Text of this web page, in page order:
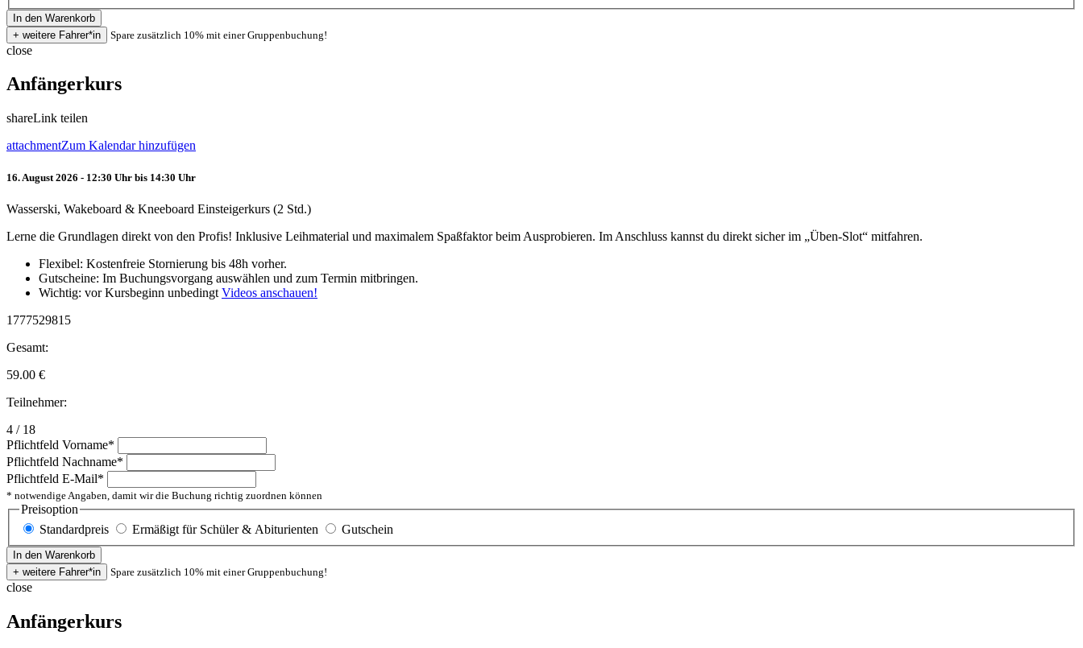
Spare zusätzlich 10% mit einer Gruppenbuchung!
close
Anfängerkurs
shareLink teilen
attachmentZum Kalendar hinzufügen
16. August 2026 - 12:30 Uhr bis 14:30 Uhr
Wasserski, Wakeboard & Kneeboard Einsteigerkurs (2 Std.)
Lerne die Grundlagen direkt von den Profis! Inklusive Leihmaterial und maximalem Spaßfaktor beim Ausprobieren. Im Anschluss kannst du direkt sicher im „Üben-Slot“ mitfahren.
Flexibel: Kostenfreie Stornierung bis 48h vorher.
Gutscheine: Im Buchungsvorgang auswählen und zum Termin mitbringen.
Wichtig: vor Kursbeginn unbedingt Videos anschauen!
1777529815
Gesamt:
59.00 €
Teilnehmer:
4 / 18
Pflichtfeld Vorname*
Pflichtfeld Nachname*
Pflichtfeld E-Mail*
* notwendige Angaben, damit wir die Buchung richtig zuordnen können
Preisoption
Standardpreis
Ermäßigt für Schüler & Abiturienten Gutschein
Spare zusätzlich 10% mit einer Gruppenbuchung!
close
Anfängerkurs